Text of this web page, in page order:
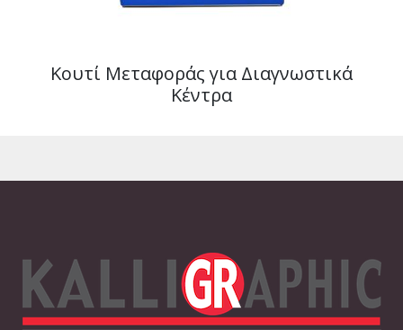
Κουτί Μεταφοράς για Διαγνωστικά
Κέντρα